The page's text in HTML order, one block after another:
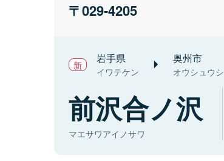
029-4205
岩手県
イワテケン
奥州市
オウシュウシ
前沢合ノ沢
マエサワアイノサワ